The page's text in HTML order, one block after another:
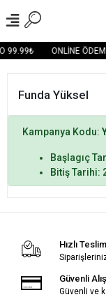
99.99₺ ONLİNE
Funda Yüksel
Kampanya Kodu:
Başlagıç
Bitiş Tarihi:
Hızlı
Güvenli
Güvenli ve